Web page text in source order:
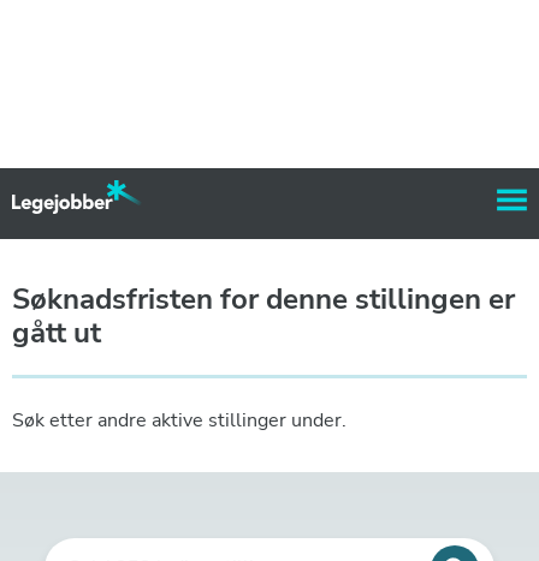
Søknadsfristen for denne stillingen er
gått ut
Søk etter andre aktive stillinger under.